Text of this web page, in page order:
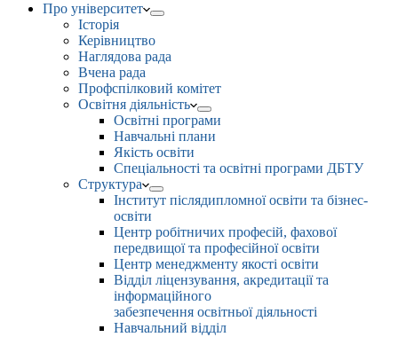
Про університет
Історія
Керівництво
Наглядова рада
Вчена рада
Профспілковий комітет
Освітня діяльність
Освітні програми
Навчальні плани
Якість освіти
Спеціальності та освітні програми ДБТУ
Структура
Інститут післядипломної освіти та бізнес-
освіти
Центр робітничих професій, фахової
передвищої та професійної освіти
Центр менеджменту якості освіти
Відділ ліцензування, акредитації та
інформаційного
забезпечення освітньої діяльності
Навчальний відділ